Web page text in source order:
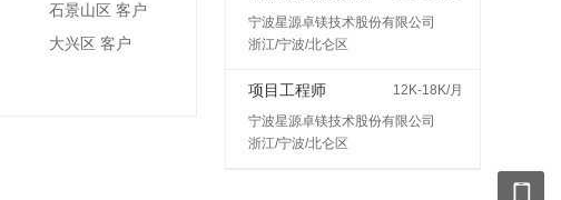
石景山区 客户
大兴区 客户
宁波星源卓镁技术股份有限公司
浙江/宁波/北仑区
项目工程师
12K-18K/月
宁波星源卓镁技术股份有限公司
浙江/宁波/北仑区